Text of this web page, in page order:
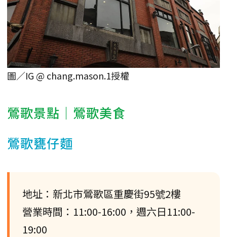
圖／IG @ chang.mason.1授權
鶯歌景點｜鶯歌美食
鶯歌甕仔麵
地址：新北市鶯歌區重慶街95號2樓
營業時間：11:00-16:00，週六日11:00-
19:00